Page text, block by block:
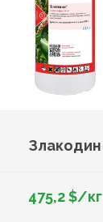
Злакодин
475,2 $/кг